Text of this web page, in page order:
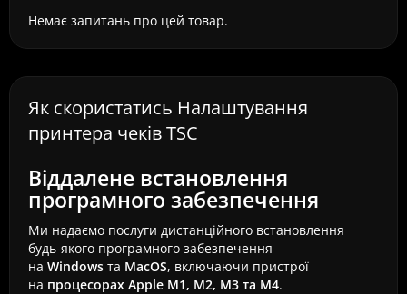
Немає запитань про цей товар.
Як скористатись Налаштування
принтера чеків TSC
Віддалене встановлення
програмного забезпечення
Ми надаємо послуги дистанційного встановлення
будь-якого програмного забезпечення
на Windows та MacOS, включаючи пристрої
на процесорах Apple M1, M2, M3 та M4.